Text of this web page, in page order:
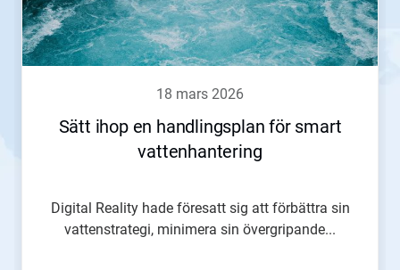
18 mars 2026
Sätt ihop en handlingsplan för smart
vattenhantering
Digital Reality hade föresatt sig att förbättra sin
vattenstrategi, minimera sin övergripande...